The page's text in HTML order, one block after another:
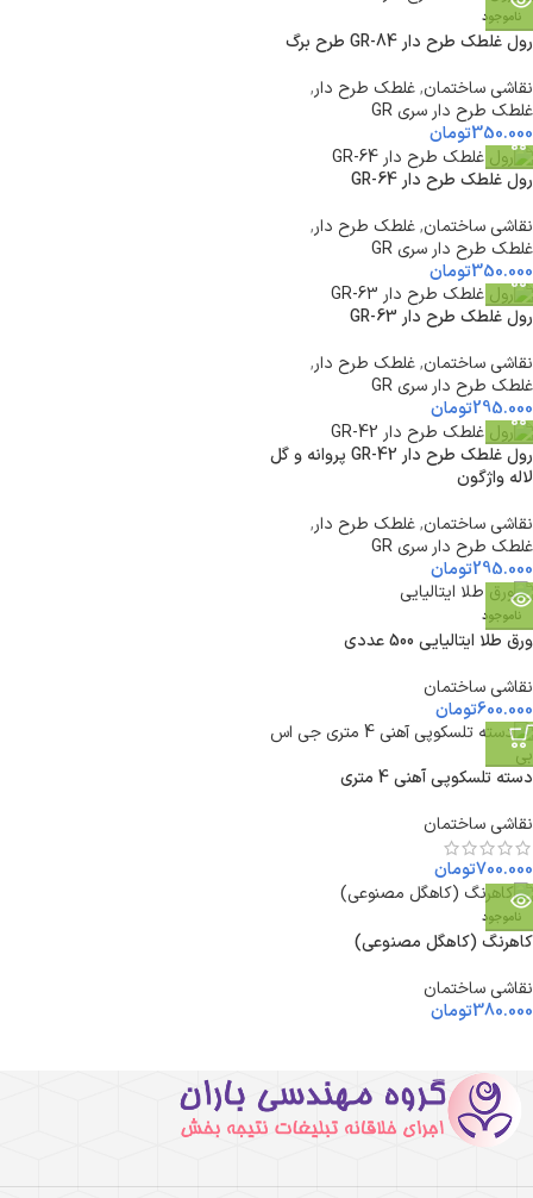
ناموجود
رول غلطک طرح دار GR-84 طرح برگ
نقاشی ساختمان,غلطک طرح دار,
غلطک طرح دار سری GR
350.000تومان
رول غلطک طرح دار GR-64
نقاشی ساختمان,غلطک طرح دار,
غلطک طرح دار سری GR
350.000تومان
رول غلطک طرح دار GR-63
نقاشی ساختمان,غلطک طرح دار,
غلطک طرح دار سری GR
295.000تومان
رول غلطک طرح دار GR-42 پروانه و گل
لاله واژگون
نقاشی ساختمان,غلطک طرح دار,
غلطک طرح دار سری GR
295.000تومان
ناموجود
ورق طلا ایتالیایی 500 عددی
نقاشی ساختمان
600.000تومان
دسته تلسکوپی آهنی 4 متری
نقاشی ساختمان
700.000تومان
ناموجود
کاهرنگ (کاهگل مصنوعی)
نقاشی ساختمان
380.000تومان